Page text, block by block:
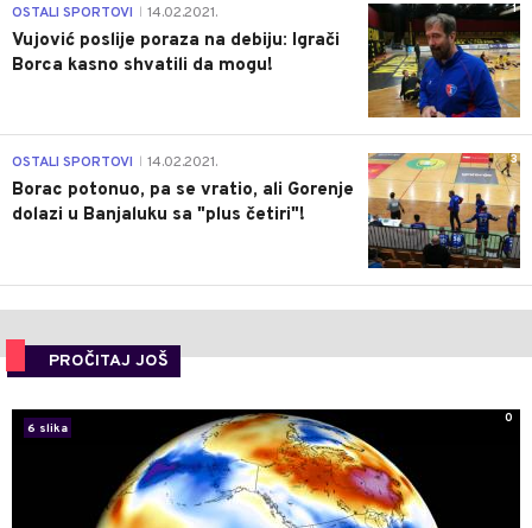
1
OSTALI SPORTOVI 14.02.2021.
Vujović poslije poraza na debiju: Igrači
Borca kasno shvatili da mogu!
3
OSTALI SPORTOVI 14.02.2021.
Borac potonuo, pa se vratio, ali Gorenje
dolazi u Banjaluku sa "plus četiri"!
PROČITAJ JOŠ
6 slika
0